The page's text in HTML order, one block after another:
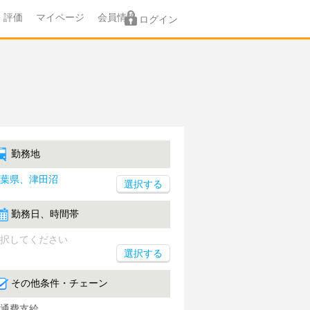
評価 マイページ 会員情報 ログイン
勤務地
県、津田沼
勤務日、時間帯
してください
選択する
その他条件・チェーン